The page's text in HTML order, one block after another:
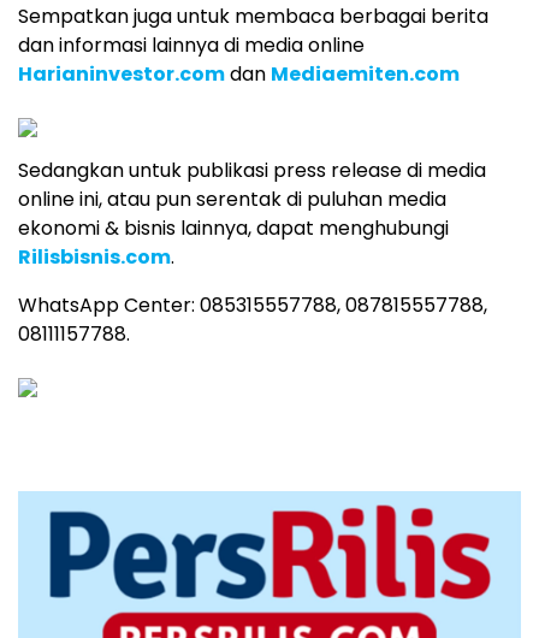
Sempatkan juga untuk membaca berbagai berita
dan informasi lainnya di media online
Harianinvestor.comdan Mediaemiten.com
Sedangkan untuk publikasi press release di media
online ini, atau pun serentak di puluhan media
ekonomi & bisnis lainnya, dapat menghubungi
Rilisbisnis.com.
WhatsApp Center: 085315557788, 087815557788,
08111157788.